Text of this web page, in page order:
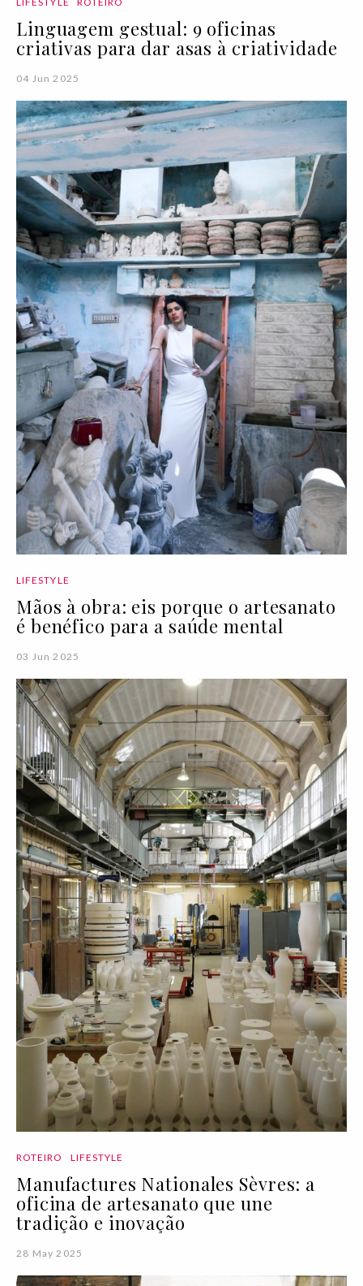
Linguagem gestual: 9 oficinas
criativas para dar asas à criatividade
04 Jun 2025
LIFESTYLE
Mãos à obra: eis porque o artesanato
é benéfico para a saúde mental
03 Jun 2025
ROTEIRO LIFESTYLE
Manufactures Nationales Sèvres: a
oficina de artesanato que une
tradição e inovação
28 May 2025